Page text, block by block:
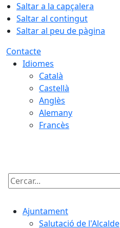
Saltar a la capçalera
Saltar al contingut
Saltar al peu de pàgina
Contacte
Idiomes
Català
Castellà
Anglès
Alemany
Francès
Cercar:
Ajuntament
Salutació de l'Alcalde